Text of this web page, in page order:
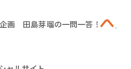
企画 田島芽瑠の一問一答！はこ